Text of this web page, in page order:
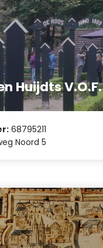
Huijdts V.O.F.
68795211
Noord 5